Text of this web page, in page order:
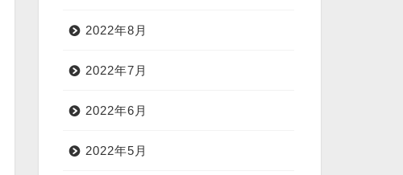
2022年8月
2022年7月
2022年6月
2022年5月